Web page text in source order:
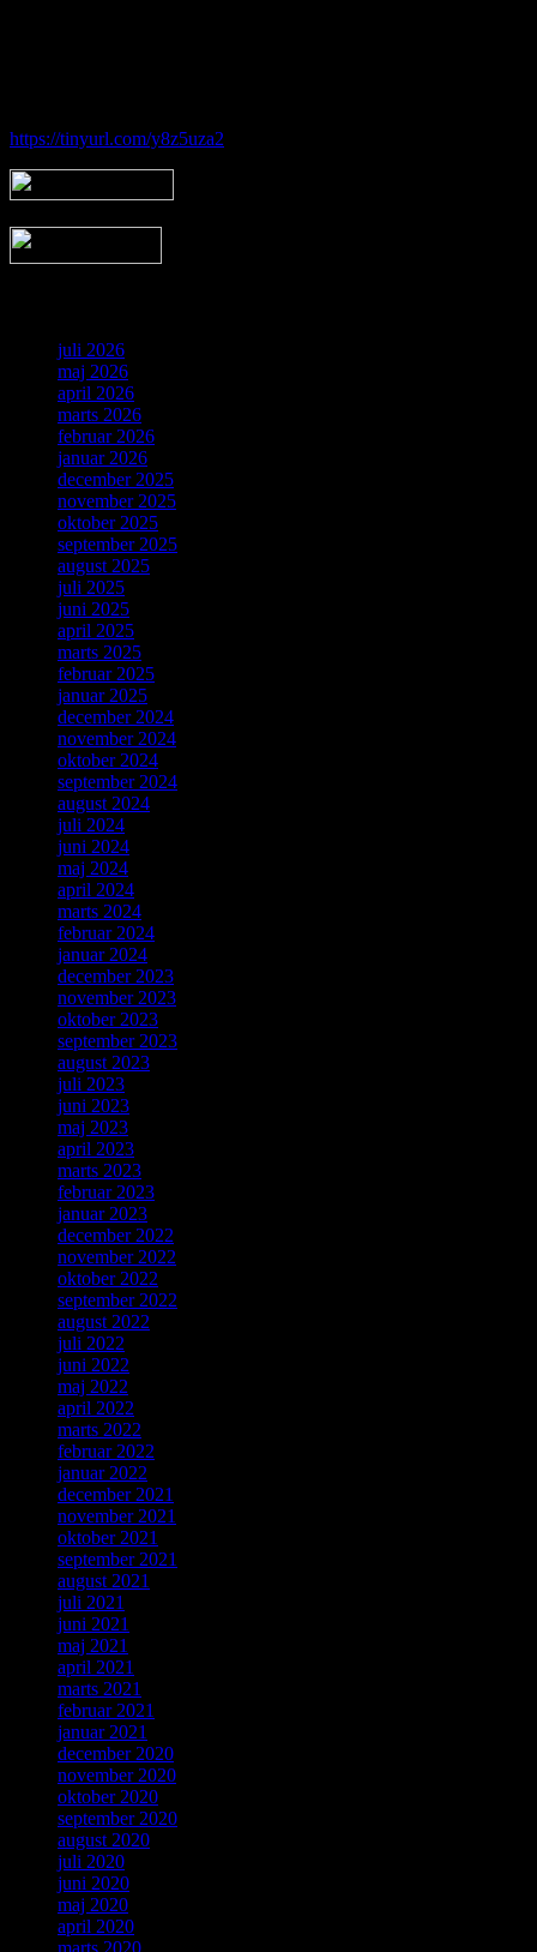
https://tinyurl.com/y8z5uza2
juli 2026
maj 2026
april 2026
marts 2026
februar 2026
januar 2026
december 2025
november 2025
oktober 2025
september 2025
august 2025
juli 2025
juni 2025
april 2025
marts 2025
februar 2025
januar 2025
december 2024
november 2024
oktober 2024
september 2024
august 2024
juli 2024
juni 2024
maj 2024
april 2024
marts 2024
februar 2024
januar 2024
december 2023
november 2023
oktober 2023
september 2023
august 2023
juli 2023
juni 2023
maj 2023
april 2023
marts 2023
februar 2023
januar 2023
december 2022
november 2022
oktober 2022
september 2022
august 2022
juli 2022
juni 2022
maj 2022
april 2022
marts 2022
februar 2022
januar 2022
december 2021
november 2021
oktober 2021
september 2021
august 2021
juli 2021
juni 2021
maj 2021
april 2021
marts 2021
februar 2021
januar 2021
december 2020
november 2020
oktober 2020
september 2020
august 2020
juli 2020
juni 2020
maj 2020
april 2020
marts 2020